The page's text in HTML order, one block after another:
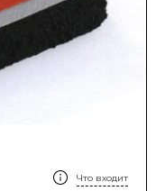
Что входит